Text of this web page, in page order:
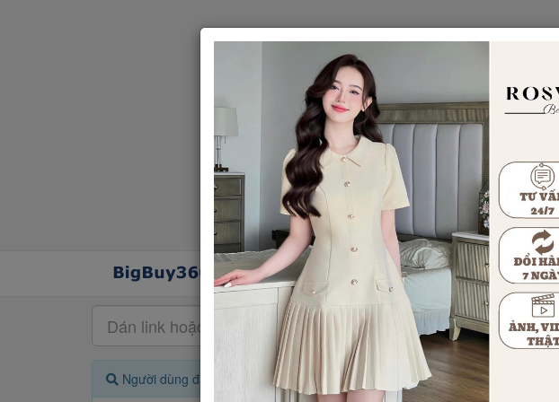
Người dùng đang quan tâm đến 🔥...